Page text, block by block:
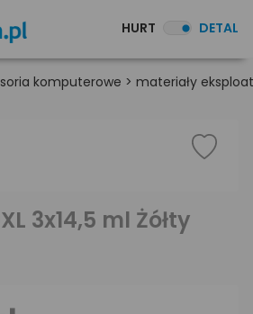
HURT DETAL
komputerowe > materiały
3x14,5 ml Żółty